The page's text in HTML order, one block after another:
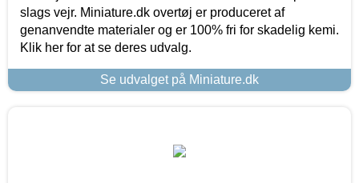
slags vejr. Miniature.dk overtøj er produceret af
genanvendte materialer og er 100% fri for skadelig kemi.
Klik her for at se deres udvalg.
Se udvalget på Miniature.dk